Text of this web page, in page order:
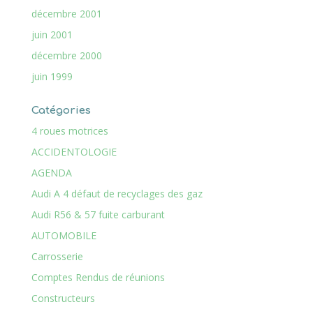
décembre 2001
juin 2001
décembre 2000
juin 1999
Catégories
4 roues motrices
ACCIDENTOLOGIE
AGENDA
Audi A 4 défaut de recyclages des gaz
Audi R56 & 57 fuite carburant
AUTOMOBILE
Carrosserie
Comptes Rendus de réunions
Constructeurs